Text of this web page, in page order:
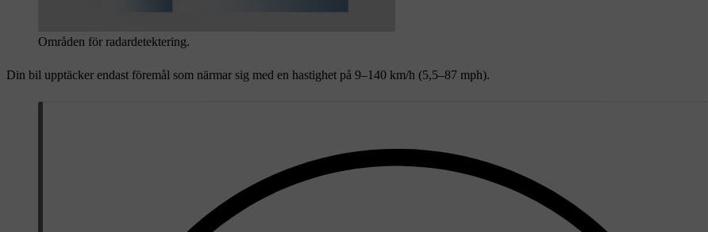
Områden för radardetektering.
Din bil upptäcker endast föremål som närmar sig med en hastighet på 9–140 km/h (5,5–87 mph).